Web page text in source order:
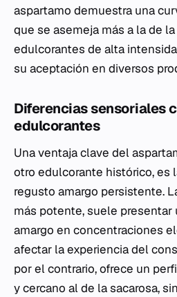
aspartamo demuestra una
que se asemeja más a la de
edulcorantes de alta
su aceptación en diversos
Diferencias sensoriales
edulcorantes
Una ventaja clave del
otro edulcorante histórico, es
regusto amargo persistente.
más potente, suele presentar
amargo en concentraciones
afectar la experiencia del
por el contrario, ofrece un
y cercano al de la sacarosa,